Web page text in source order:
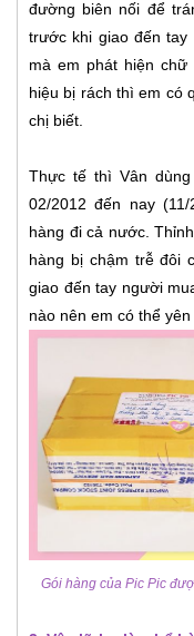
đường biên nối để
trước khi giao đến tay
mà em phát hiện
hiệu bị rách thì em có
chị biết.
Thực tế thì Vân
02/2012 đến nay
hàng đi cả nước.
hàng bị chậm trễ đôi
giao đến tay người
nào nên em có thể yên
Gói hàng của Pic Pic